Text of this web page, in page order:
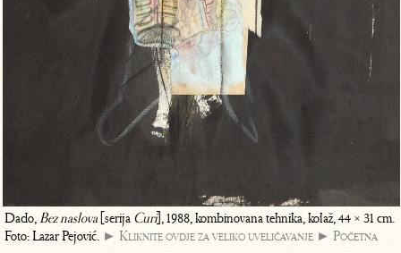
Dado, Bez naslova [serija Curi], 1988, kombinovana tehnika, kolaž, 44 × 31 cm.
Foto: Lazar Pejović. ► Kliknite ovdje za veliko uveličavanje ► Početna